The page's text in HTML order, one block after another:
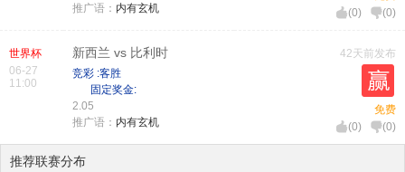
推广语： 内有玄机
(0) (0)
世界杯
06-27
11:00
新西兰 vs 比利时
竞彩 :客胜
固定奖金:
2.05
推广语： 内有玄机
42天前发布
免费
(0) (0)
推荐联赛分布